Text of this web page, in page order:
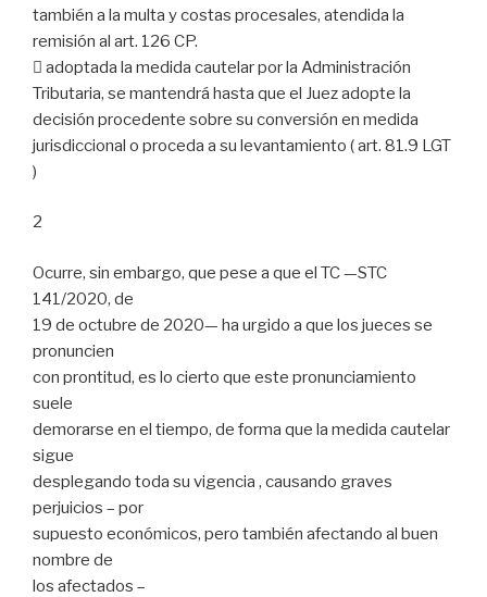
también a la multa y costas procesales, atendida la
remisión al art. 126 CP.
 adoptada la medida cautelar por la Administración
Tributaria, se mantendrá hasta que el Juez adopte la
decisión procedente sobre su conversión en medida
jurisdiccional o proceda a su levantamiento ( art. 81.9 LGT
)
2
Ocurre, sin embargo, que pese a que el TC —STC
141/2020, de
19 de octubre de 2020— ha urgido a que los jueces se
pronuncien
con prontitud, es lo cierto que este pronunciamiento
suele
demorarse en el tiempo, de forma que la medida cautelar
sigue
desplegando toda su vigencia , causando graves
perjuicios – por
supuesto económicos, pero también afectando al buen
nombre de
los afectados –